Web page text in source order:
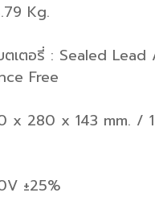
Kg.
เตอรี่ : Sealed Lead
Free
x 280 x 143 mm. /
±25%